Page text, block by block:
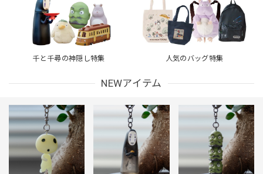
千と千尋の神隠し特集 人気のバッグ特集
NEWアイテム